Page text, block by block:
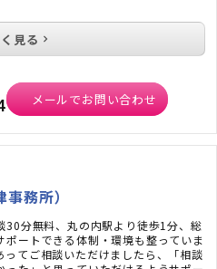
見る
メールでお問い合わせ
務所）
30分無料、丸の内駅より徒歩1分、総
ポートできる体制・環境も整っていま
ってご相談いただけましたら、「相談